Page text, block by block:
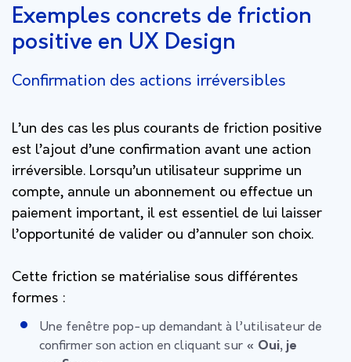
Exemples concrets de friction
positive en UX Design
Confirmation des actions irréversibles
L’un des cas les plus courants de friction positive
est l’ajout d’une confirmation avant une action
irréversible. Lorsqu’un utilisateur supprime un
compte, annule un abonnement ou effectue un
paiement important, il est essentiel de lui laisser
l’opportunité de valider ou d’annuler son choix.
Cette friction se matérialise sous différentes
formes :
Une fenêtre pop-up demandant à l’utilisateur de
confirmer son action en cliquant sur « Oui, je